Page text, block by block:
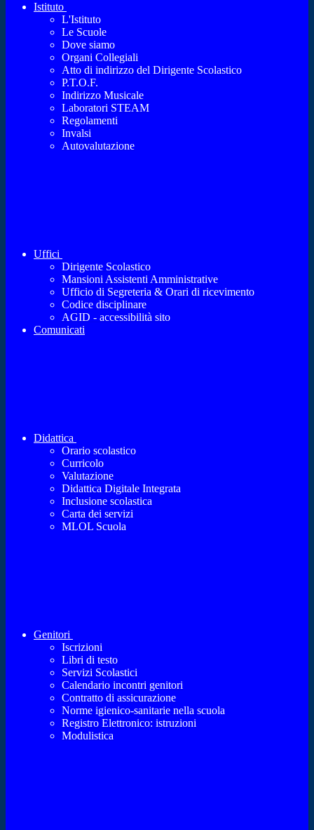
Istituto
L'Istituto
Le Scuole
Dove siamo
Organi Collegiali
Atto di indirizzo del Dirigente Scolastico
P.T.O.F.
Indirizzo Musicale
Laboratori STEAM
Regolamenti
Invalsi
Autovalutazione
Uffici
Dirigente Scolastico
Mansioni Assistenti Amministrative
Ufficio di Segreteria & Orari di ricevimento
Codice disciplinare
AGID - accessibilità sito
Comunicati
Didattica
Orario scolastico
Curricolo
Valutazione
Didattica Digitale Integrata
Inclusione scolastica
Carta dei servizi
MLOL Scuola
Genitori
Iscrizioni
Libri di testo
Servizi Scolastici
Calendario incontri genitori
Contratto di assicurazione
Norme igienico-sanitarie nella scuola
Registro Elettronico: istruzioni
Modulistica